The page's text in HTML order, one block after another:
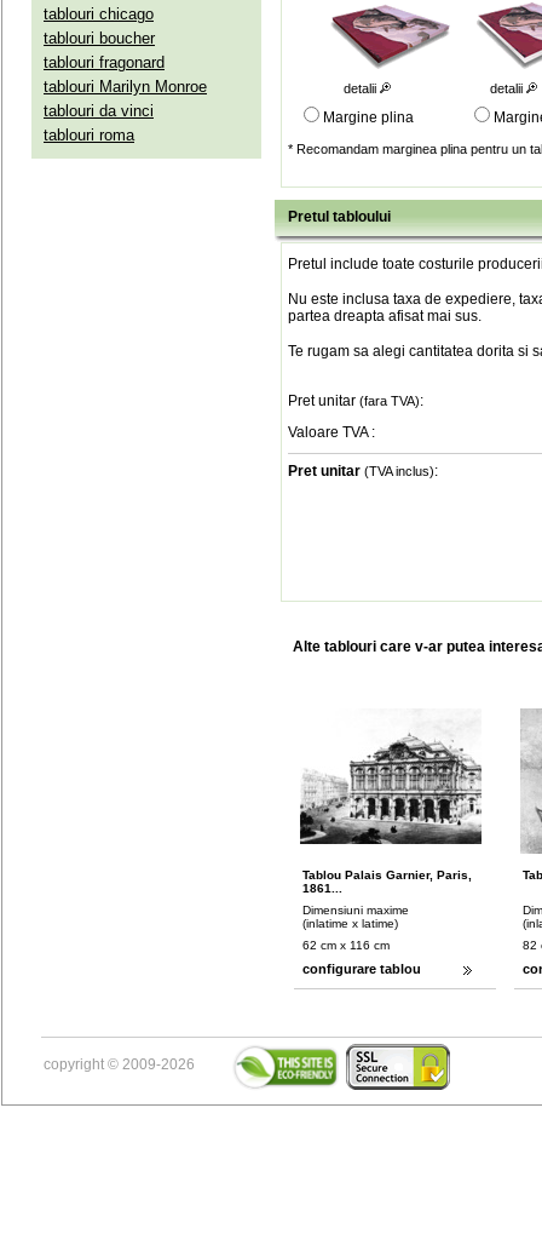
tablouri chicago
tablouri boucher
tablouri fragonard
tablouri Marilyn Monroe
tablouri da vinci
tablouri roma
detalii detalii
Margine plina
* Recomandam marginea plina pentru un
Pretul tabloului
Pretul include toate costurile
Nu este inclusa taxa de expediere,
partea dreapta afisat mai sus.
Te rugam sa alegi cantitatea dorita si
Pret unitar (fara TVA):
Valoare TVA :
Pret unitar (TVA inclus):
Alte tablouri care v-ar putea
Tablou Palais Garnier, Paris,
1861...
Dimensiuni maxime
(inlatime x latime)
62 cm x 116 cm
configurare tablou
82
copyright © 2009-2026